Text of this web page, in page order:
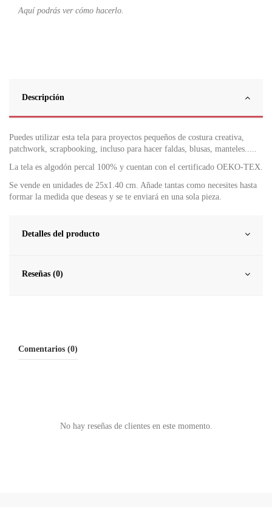
Aquí podrás ver cómo hacerlo.
Descripción
Puedes utilizar esta tela para proyectos pequeños de costura creativa,
patchwork, scrapbooking, incluso para hacer faldas, blusas, manteles.....
La tela es algodón percal 100% y cuentan con el certificado OEKO-TEX.
Se vende en unidades de 25x1.40 cm. Añade tantas como necesites hasta
formar la medida que deseas y se te enviará en una sola pieza.
Detalles del producto
Reseñas (0)
Comentarios (0)
No hay reseñas de clientes en este momento.